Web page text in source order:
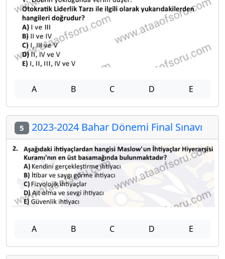
A B C D E
5 2023-2024 Bahar Dönemi Final Sınavı
A B C D E